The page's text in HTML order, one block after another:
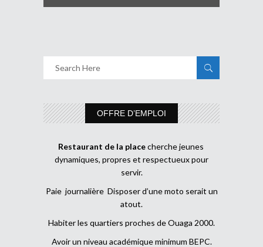
OFFRE D’EMPLOI
Restaurant de la placecherche jeunes
dynamiques, propres et respectueux pour
servir.
Paie journalière Disposer d’une moto serait un
atout.
Habiter les quartiers proches de Ouaga 2000.
Avoir un niveau académique minimum BEPC.